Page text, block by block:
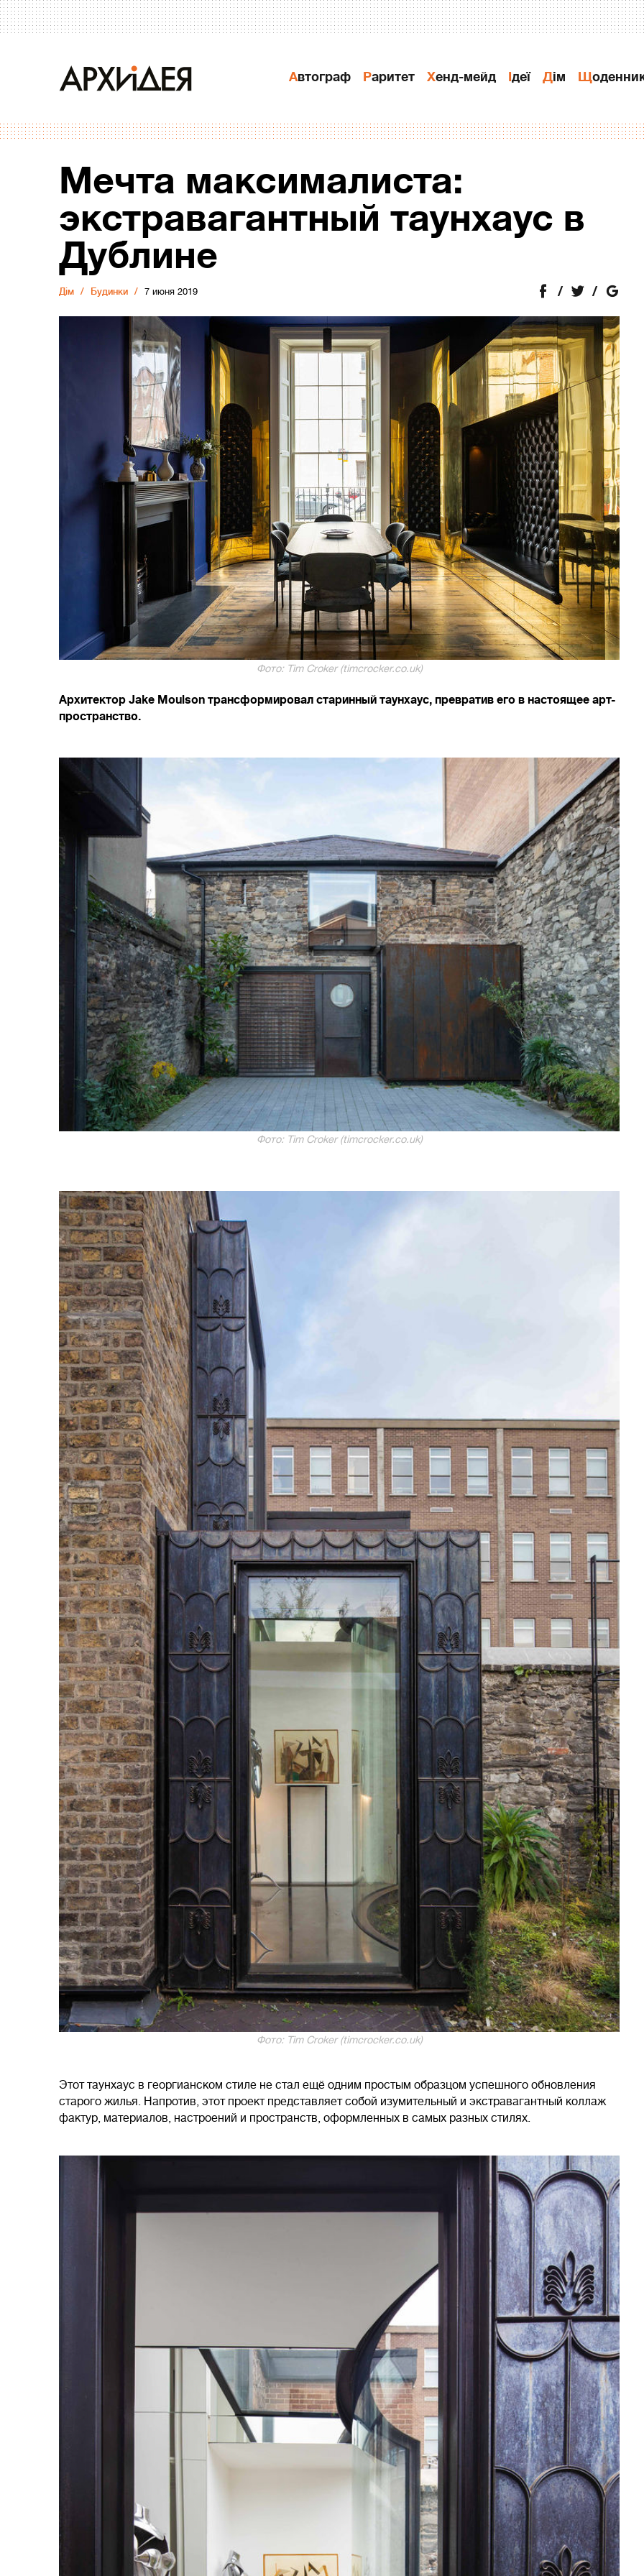
Автограф Раритет Хенд-мейд Ідеї Дiм
Мечта максималиста:
экстравагантный таунхаус в
Дублине
Дiм Будинки 7 июня 2019
Фото: Tim Croker (timcrocker.co.uk)
Архитектор Jake Moulson трансформировал старинный таунхаус, превратив его в настоящее арт-
пространство.
Фото: Tim Croker (timcrocker.co.uk)
Фото: Tim Croker (timcrocker.co.uk)
Этот таунхаус в георгианском стиле не стал ещё одним простым образцом успешного обновления
старого жилья. Напротив, этот проект представляет собой изумительный и экстравагантный коллаж
фактур, материалов, настроений и пространств, оформленных в самых разных стилях.